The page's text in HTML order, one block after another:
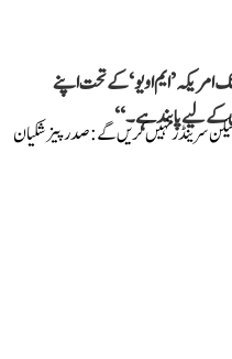
’ایم او یو‘ کے تحت اپنے
لیے پابند ہے۔‘‘